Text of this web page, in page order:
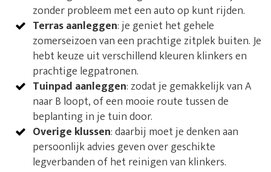
zonder probleem met een auto op kunt rijden.
Terras aanleggen: je geniet het gehele
zomerseizoen van een prachtige zitplek buiten. Je
hebt keuze uit verschillend kleuren klinkers en
prachtige legpatronen.
Tuinpad aanleggen: zodat je gemakkelijk van A
naar B loopt, of een mooie route tussen de
beplanting in je tuin door.
Overige klussen: daarbij moet je denken aan
persoonlijk advies geven over geschikte
legverbanden of het reinigen van klinkers.